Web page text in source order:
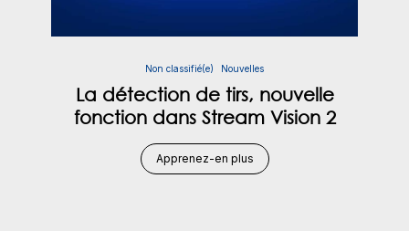
Non classifié(e) Nouvelles
La détection de tirs, nouvelle
fonction dans Stream Vision 2
Apprenez-en plus